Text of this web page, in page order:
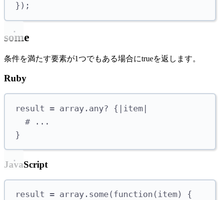
});
some
条件を満たす要素が1つでもある場合にtrueを返します。
Ruby
result = array . any? {| item |
# ...
}
JavaScript
result = array . some( function ( item)
{